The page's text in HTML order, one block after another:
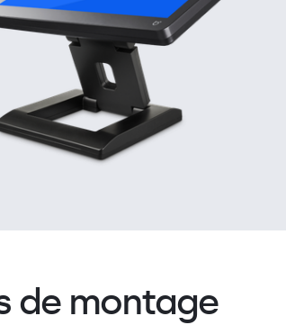
de montage